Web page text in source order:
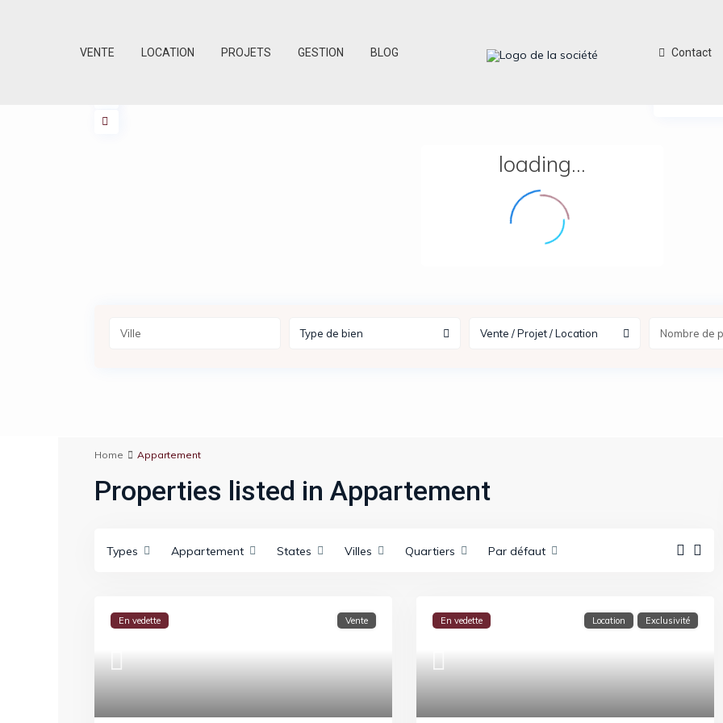
VENTE LOCATION PROJETS GESTION BLOG Contact
loading...
Type de bien Vente / Projet / Location
Home Appartement
Properties listed in Appartement
Types Appartement States Villes Quartiers Par défaut
En vedette Vente En vedette Location Exclusivité